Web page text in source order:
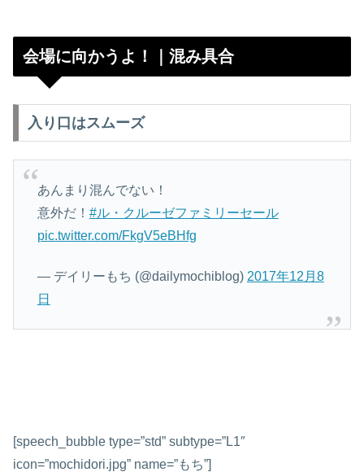
会場に向かうよ！｜混み具合
入り口はスムーズ
あんまり混んでない！
意外だ！ #ル・クルーゼファミリーセール
pic.twitter.com/FkgV5eBHfg
— デイリーもち (@dailymochiblog) 2017年12月8
日
[speech_bubble type=”std” subtype=”L1″
icon=”mochidori.jpg” name=”もち”]